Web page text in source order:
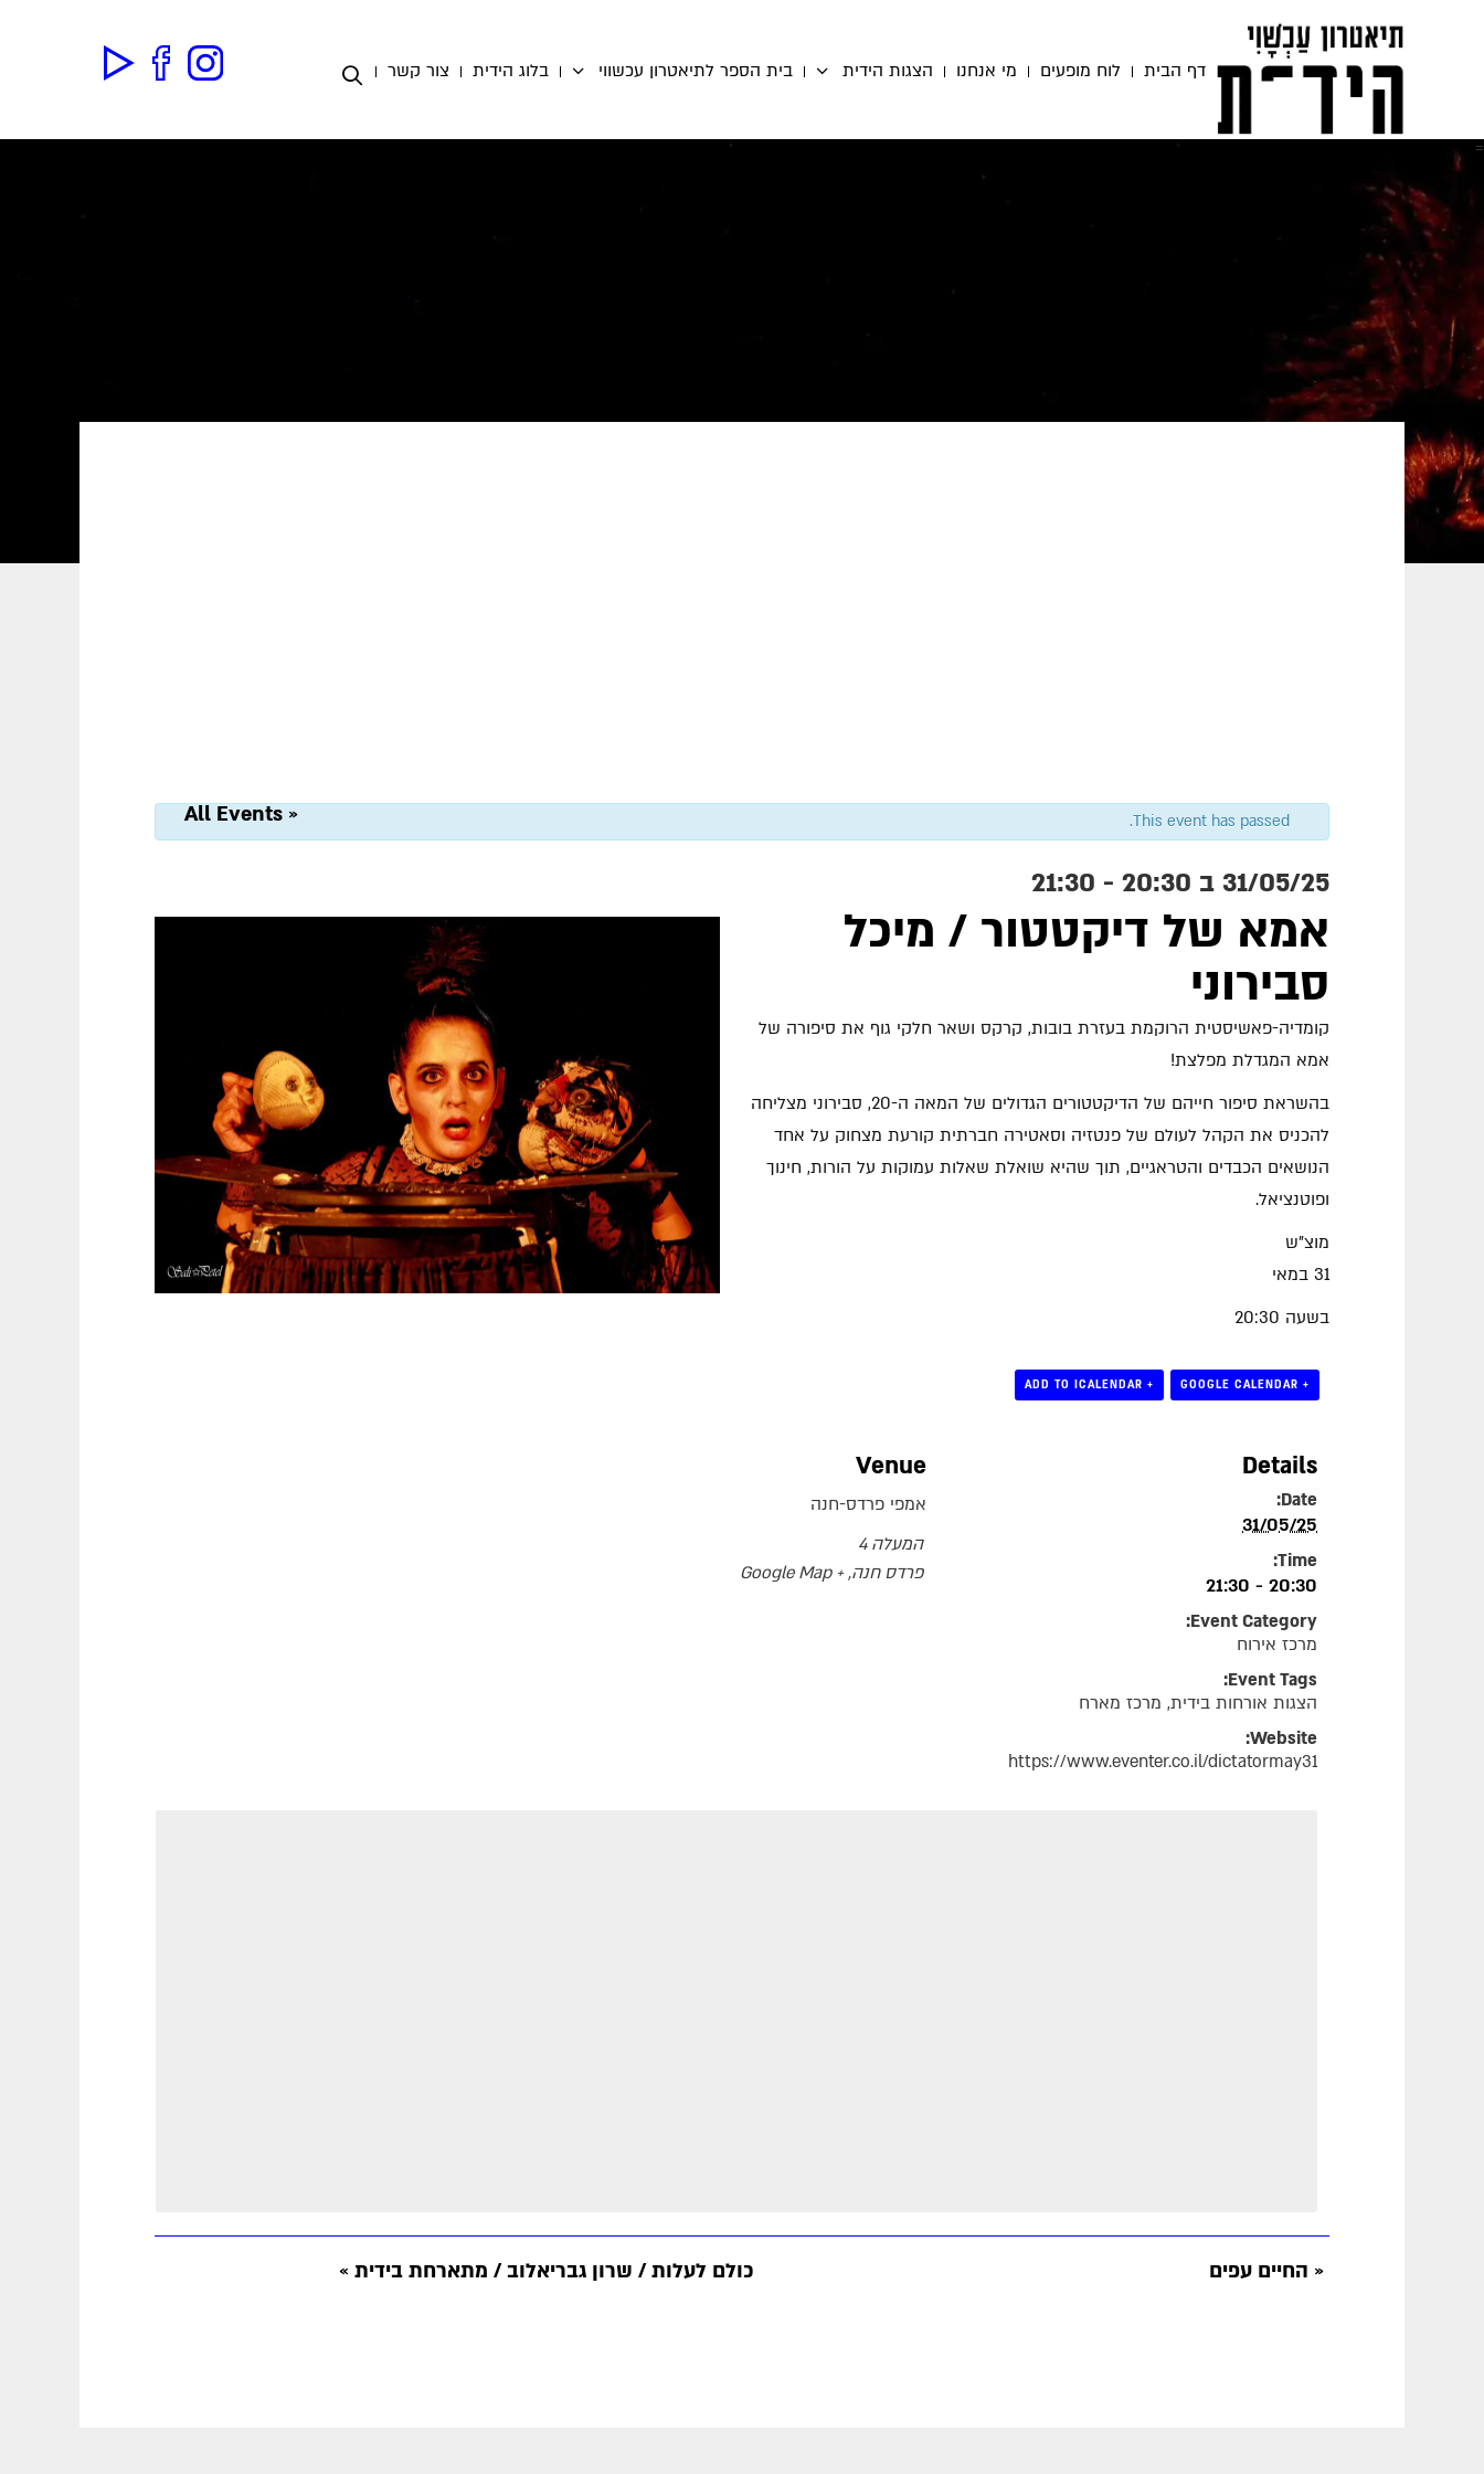
דף הבית לוח מופעים מי אנחנו הצגות הידית בית הספר לתיאטרון עכשווי בלוג הידית צור קשר
=
« All Events This event has passed.
31/05/25 ב 20:30 -
21:30
אמא של דיקטטור / מיכל
סבירוני
קומדיה-פאשיסטית הרוקמת בעזרת בובות, קרקס ושאר חלקי גוף את סיפורה של
אמא המגדלת מפלצת!
בהשראת סיפור חייהם של הדיקטטורים הגדולים של המאה ה-20, סבירוני מצליחה
להכניס את הקהל לעולם של פנטזיה וסאטירה חברתית קורעת מצחוק על אחד
הנושאים הכבדים והטראגיים, תוך שהיא שואלת שאלות עמוקות על הורות, חינוך
ופוטנציאל.
מוצ"ש
31 במאי
בשעה 20:30
+ GOOGLE CALENDAR
+ ADD TO ICALENDAR
Details
Date:
31/05/25
Time:
20:30 - 21:30
Event Category:
מרכז אירוח
Event Tags:
הצגות אורחות בידית, מרכז מארח
Website:
https://www.eventer.co.il/dictatormay31
Venue
אמפי פרדס-חנה
המעלה 4
פרדס חנה,
+ Google Map
« החיים עפים כולם לעלות / שרון גבריאלוב / מתארחת בידית »